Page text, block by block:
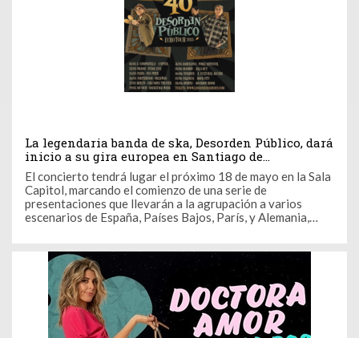
La legendaria banda de ska, Desorden Público, dará
inicio a su gira europea en Santiago de
Compostela
El concierto tendrá lugar el próximo 18 de mayo en la Sala
Capitol, marcando el comienzo de una serie de
presentaciones que llevarán a la agrupación a varios
escenarios de España, Países Bajos, París, y Alemania,